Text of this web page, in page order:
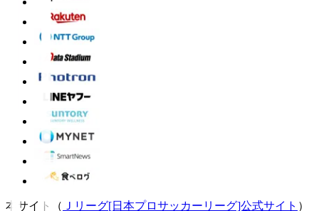
本サイト（ Ｊリーグ[日本プロサッカーリーグ]公式サイト ）